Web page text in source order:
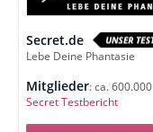
Secret.de
Lebe Deine Phantasie
Mitglieder: ca. 600.000
Secret Testbericht